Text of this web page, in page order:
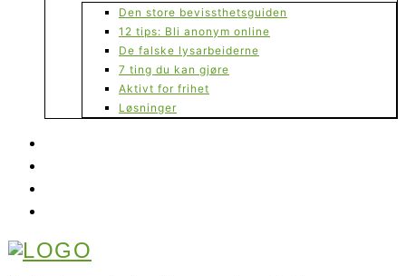
Den store bevissthetsguiden
12 tips: Bli anonym online
De falske lysarbeiderne
7 ting du kan gjøre
Aktivt for frihet
Løsninger